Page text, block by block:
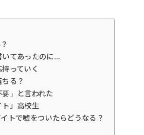
いてあったのに…
っていく
ちる？
要」と言われた
ト」高校生
トで嘘をついたらどうなる？